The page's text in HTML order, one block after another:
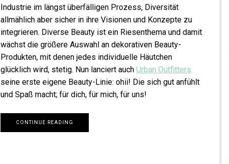
Industrie im längst überfälligen Prozess, Diversität
allmählich aber sicher in ihre Visionen und Konzepte zu
integrieren. Diverse Beauty ist ein Riesenthema und damit
wächst die größere Auswahl an dekorativen Beauty-
Produkten, mit denen jedes individuelle Häutchen
glücklich wird, stetig. Nun lanciert auch Urban Outfitters
seine erste eigene Beauty-Linie: ohii! Die sich gut anfühlt
und Spaß macht; für dich, für mich, für uns!
CONTINUE READING